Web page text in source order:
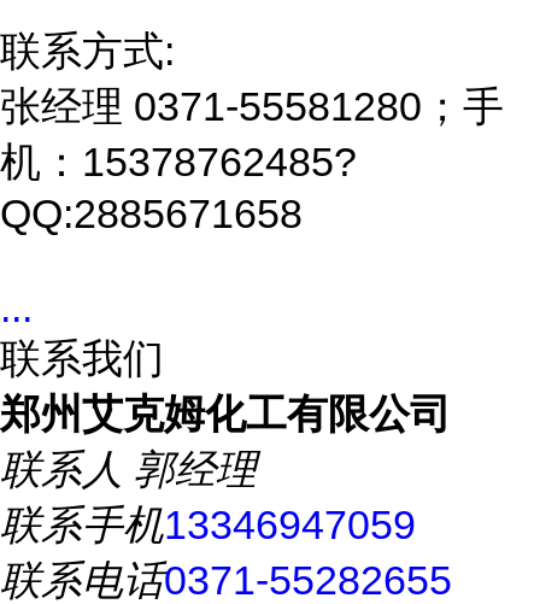
联系方式:
张经理 0371-55581280；手
机：15378762485?
QQ:2885671658
...
联系我们
郑州艾克姆化工有限公司
联系人 郭经理
联系手机13346947059
联系电话0371-55282655